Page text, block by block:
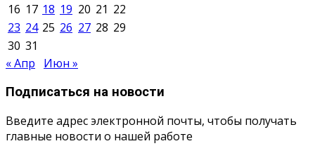
16 17 18 19 20 21 22
23 24 25 26 27 28 29
30 31
« Апр
Июн »
Подписаться на новости
Введите адрес электронной почты, чтобы получать
главные новости о нашей работе